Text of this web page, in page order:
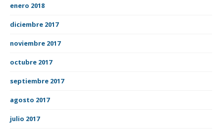
enero 2018
diciembre 2017
noviembre 2017
octubre 2017
septiembre 2017
agosto 2017
julio 2017